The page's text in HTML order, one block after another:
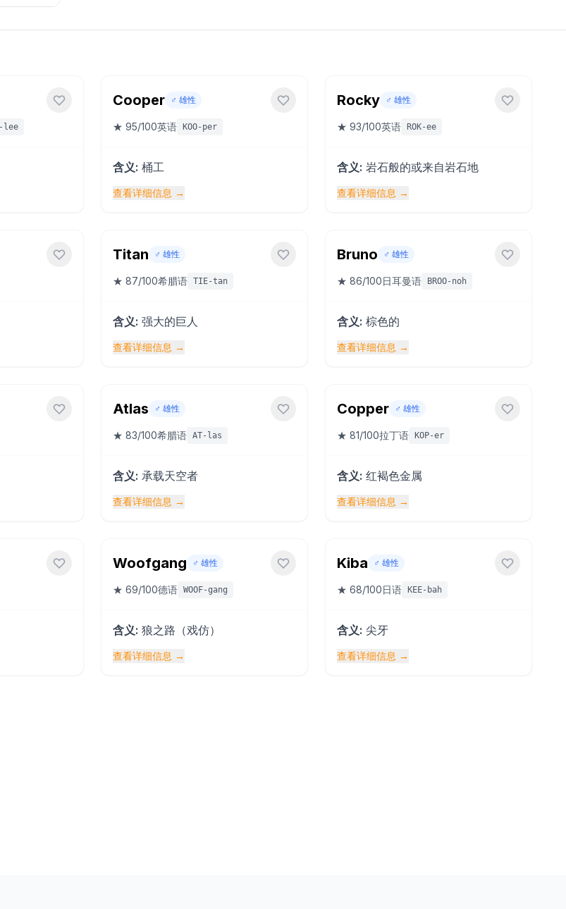
lee
Cooper ♂️ 雄性
★ 95/100英语 KOO-per
含义: 桶工
查看详细信息 →
Rocky ♂️ 雄性
★ 93/100英语 ROK-ee
含义: 岩石般的或来自岩石地
查看详细信息 →
Titan ♂️ 雄性
★ 87/100希腊语 TIE-tan
含义: 强大的巨人
查看详细信息 →
Bruno ♂️ 雄性
★ 86/100日耳曼语 BROO-noh
含义: 棕色的
查看详细信息 →
Atlas ♂️ 雄性
★ 83/100希腊语 AT-las
含义: 承载天空者
查看详细信息 →
Copper ♂️ 雄性
★ 81/100拉丁语 KOP-er
含义: 红褐色金属
查看详细信息 →
Woofgang ♂️ 雄性
★ 69/100德语 WOOF-gang
含义: 狼之路（戏仿）
查看详细信息 →
Kiba ♂️ 雄性
★ 68/100日语 KEE-bah
含义: 尖牙
查看详细信息 →